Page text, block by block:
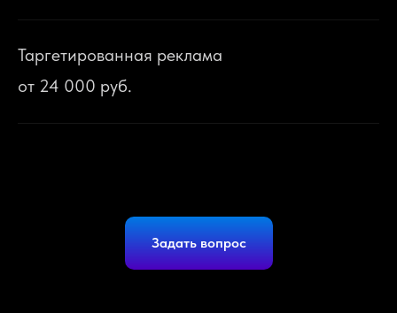
Таргетированная реклама
от 24 000 руб.
Задать вопрос